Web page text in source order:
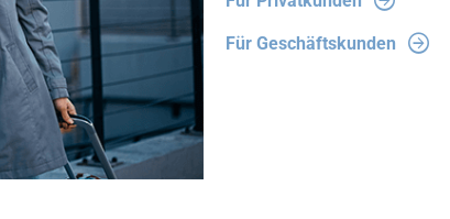
Für Geschäftskunden